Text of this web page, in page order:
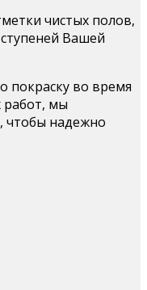
чистых полов,
Вашей
покраску во время
мы
чтобы надежно